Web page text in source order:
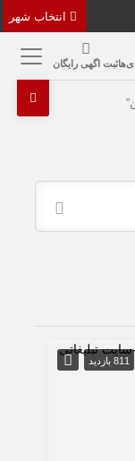
ثبت اگهی رایگان
811 بازدید